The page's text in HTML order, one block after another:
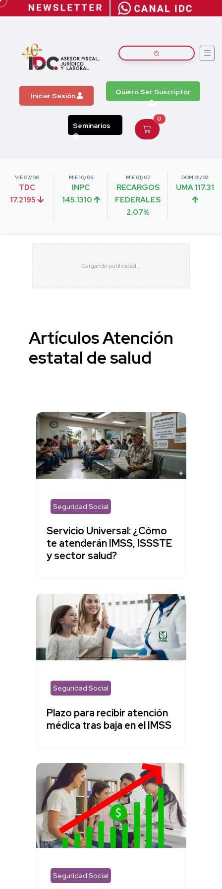
Iniciar Sesión Quiero Ser Suscriptor
Seminarios
0
VIE 07/08
TDC
17.2195
MIE 10/06
INPC
145.1310
MIE 01/07
RECARGOS
FEDERALES
2.07%
DOM 01/02
UMA 117.31
Artículos Atención
estatal de salud
Seguridad Social
Servicio Universal: ¿Cómo
te atenderán IMSS, ISSSTE
y sector salud?
Seguridad Social
Plazo para recibir atención
médica tras baja en el IMSS
Seguridad Social